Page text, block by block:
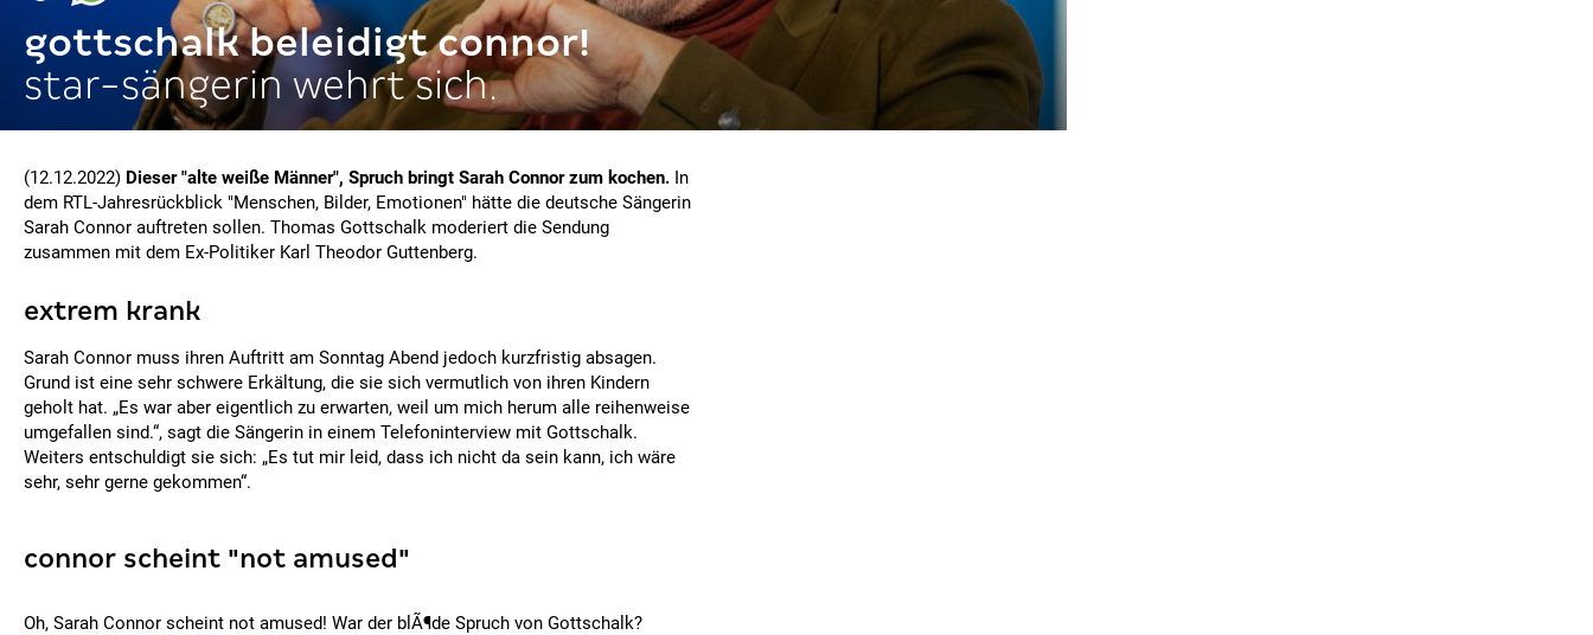
gottschalk beleidigt connor!
star-sängerin wehrt sich.
(12.12.2022) Dieser "alte weiße Männer", Spruch bringt Sarah Connor zum kochen. In
dem RTL-Jahresrückblick "Menschen, Bilder, Emotionen" hätte die deutsche Sängerin
Sarah Connor auftreten sollen. Thomas Gottschalk moderiert die Sendung
zusammen mit dem Ex-Politiker Karl Theodor Guttenberg.
extrem krank
Sarah Connor muss ihren Auftritt am Sonntag Abend jedoch kurzfristig absagen.
Grund ist eine sehr schwere Erkältung, die sie sich vermutlich von ihren Kindern
geholt hat. „Es war aber eigentlich zu erwarten, weil um mich herum alle reihenweise
umgefallen sind.“, sagt die Sängerin in einem Telefoninterview mit Gottschalk.
Weiters entschuldigt sie sich: „Es tut mir leid, dass ich nicht da sein kann, ich wäre
sehr, sehr gerne gekommen“.
connor scheint "not amused"
Oh, Sarah Connor scheint not amused! War der blÃ¶de Spruch von Gottschalk?